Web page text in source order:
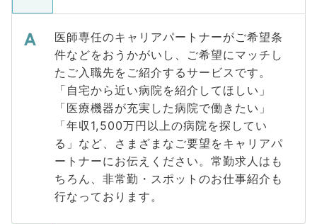
医師専任のキャリアパートナーがご希望条
件などをおうかがいし、ご希望にマッチし
たご入職先をご紹介するサービスです。
「自宅から近い病院を紹介してほしい」
「医療機器が充実した病院で働きたい」
「年収1,500万円以上の病院を探してい
る」など、さまざまなご要望をキャリアパ
ートナーにお伝えください。常勤求人はも
ちろん、非常勤・スポットのお仕事紹介も
行なっております。